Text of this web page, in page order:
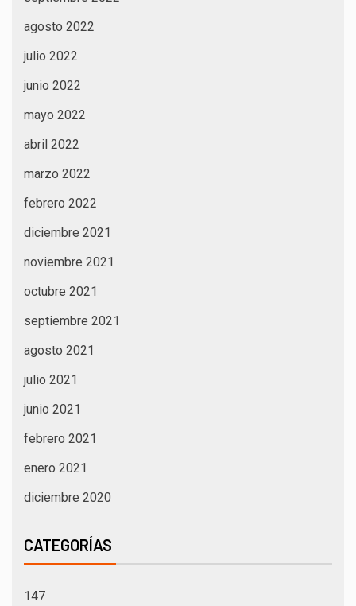
agosto 2022
julio 2022
junio 2022
mayo 2022
abril 2022
marzo 2022
febrero 2022
diciembre 2021
noviembre 2021
octubre 2021
septiembre 2021
agosto 2021
julio 2021
junio 2021
febrero 2021
enero 2021
diciembre 2020
CATEGORÍAS
147